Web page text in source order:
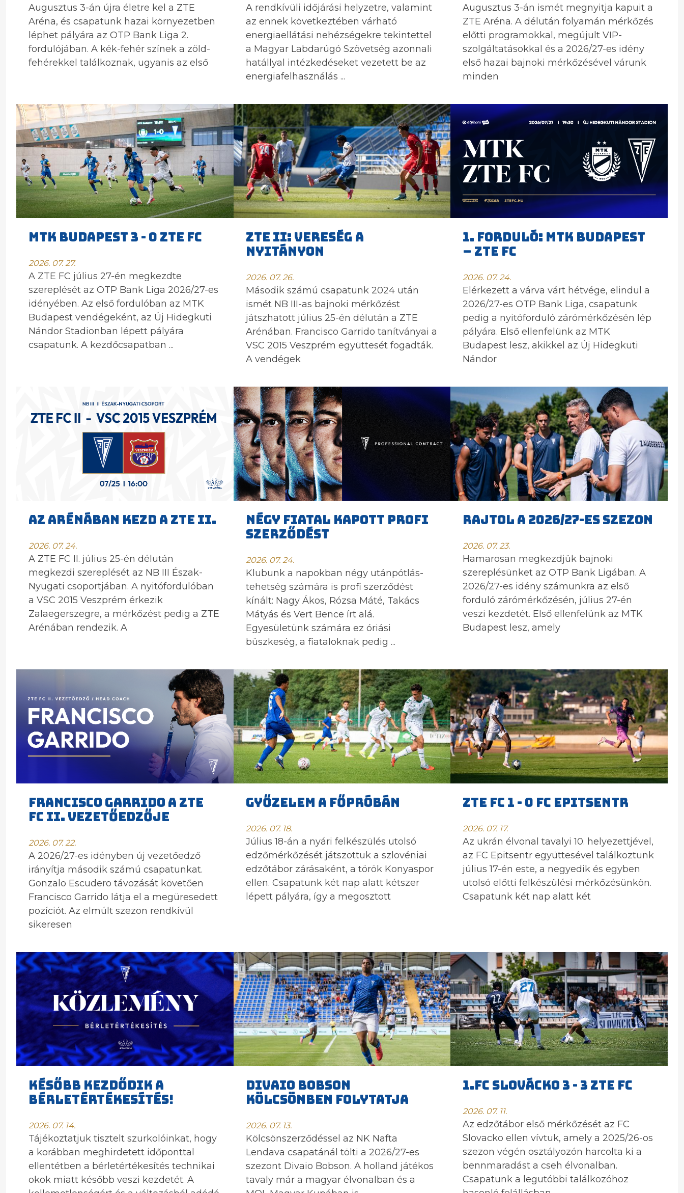
Augusztus 3-án újra életre kel a ZTE
Aréna, és csapatunk hazai környezetben
léphet pályára az OTP Bank Liga 2.
fordulójában. A kék-fehér színek a zöld-
fehérekkel találkoznak, ugyanis az első
A rendkívüli időjárási helyzetre, valamint
az ennek következtében várható
energiaellátási nehézségekre tekintettel
a Magyar Labdarúgó Szövetség azonnali
hatállyal intézkedéseket vezetett be az
energiafelhasználás ...
Augusztus 3-án ismét megnyitja kapuit a
ZTE Aréna. A délután folyamán mérkőzés
előtti programokkal, megújult VIP-
szolgáltatásokkal és a 2026/27-es idény
első hazai bajnoki mérkőzésével várunk
minden
MTK BUDAPEST 3 - 0 ZTE FC
2026. 07. 27.
A ZTE FC július 27-én megkezdte
szereplését az OTP Bank Liga 2026/27-es
idényében. Az első fordulóban az MTK
Budapest vendégeként, az Új Hidegkuti
Nándor Stadionban lépett pályára
csapatunk. A kezdőcsapatban ...
ZTE II: VERESÉG A
NYITÁNYON
2026. 07. 26.
Második számú csapatunk 2024 után
ismét NB III-as bajnoki mérkőzést
játszhatott július 25-én délután a ZTE
Arénában. Francisco Garrido tanítványai a
VSC 2015 Veszprém együttesét fogadták.
A vendégek
1. FORDULÓ: MTK BUDAPEST
– ZTE FC
2026. 07. 24.
Elérkezett a várva várt hétvége, elindul a
2026/27-es OTP Bank Liga, csapatunk
pedig a nyitóforduló zárómérkőzésén lép
pályára. Első ellenfelünk az MTK
Budapest lesz, akikkel az Új Hidegkuti
Nándor
AZ ARÉNÁBAN KEZD A ZTE II.
2026. 07. 24.
A ZTE FC II. július 25-én délután
megkezdi szereplését az NB III Észak-
Nyugati csoportjában. A nyitófordulóban
a VSC 2015 Veszprém érkezik
Zalaegerszegre, a mérkőzést pedig a ZTE
Arénában rendezik. A
NÉGY FIATAL KAPOTT PROFI
SZERZŐDÉST
2026. 07. 24.
Klubunk a napokban négy utánpótlás-
tehetség számára is profi szerződést
kínált: Nagy Ákos, Rózsa Máté, Takács
Mátyás és Vert Bence írt alá.
Egyesületünk számára ez óriási
büszkeség, a fiataloknak pedig ...
RAJTOL A 2026/27-ES SZEZON
2026. 07. 23.
Hamarosan megkezdjük bajnoki
szereplésünket az OTP Bank Ligában. A
2026/27-es idény számunkra az első
forduló zárómérkőzésén, július 27-én
veszi kezdetét. Első ellenfelünk az MTK
Budapest lesz, amely
FRANCISCO GARRIDO A ZTE
FC II. VEZETŐEDZŐJE
2026. 07. 22.
A 2026/27-es idényben új vezetőedző
irányítja második számú csapatunkat.
Gonzalo Escudero távozását követően
Francisco Garrido látja el a megüresedett
pozíciót. Az elmúlt szezon rendkívül
sikeresen
GYŐZELEM A FŐPRÓBÁN
2026. 07. 18.
Július 18-án a nyári felkészülés utolsó
edzőmérkőzését játszottuk a szlovéniai
edzőtábor zárásaként, a török Konyaspor
ellen. Csapatunk két nap alatt kétszer
lépett pályára, így a megosztott
ZTE FC 1 - 0 FC Epitsentr
2026. 07. 17.
Az ukrán élvonal tavalyi 10. helyezettjével,
az FC Epitsentr együttesével találkoztunk
július 17-én este, a negyedik és egyben
utolsó előtti felkészülési mérkőzésünkön.
Csapatunk két nap alatt két
KÉSŐBB KEZDŐDIK A
BÉRLETÉRTÉKESÍTÉS!
2026. 07. 14.
Tájékoztatjuk tisztelt szurkolóinkat, hogy
a korábban meghirdetett időponttal
ellentétben a bérletértékesítés technikai
okok miatt később veszi kezdetét. A
DIVAIO BOBSON
KÖLCSÖNBEN FOLYTATJA
2026. 07. 13.
Kölcsönszerződéssel az NK Nafta
Lendava csapatánál tölti a 2026/27-es
szezont Divaio Bobson. A holland játékos
tavaly már a magyar élvonalban és a
1.FC Slovácko 3 - 3 ZTE FC
2026. 07. 11.
Az edzőtábor első mérkőzését az FC
Slovacko ellen vívtuk, amely a 2025/26-os
szezon végén osztályozón harcolta ki a
bennmaradást a cseh élvonalban.
Csapatunk a legutóbbi találkozóhoz